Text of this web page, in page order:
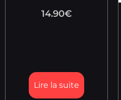
14.90€
Lire la suite